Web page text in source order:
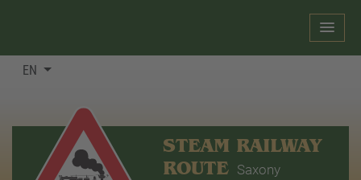
EN
STEAM RAILWAY
ROUTE Saxony